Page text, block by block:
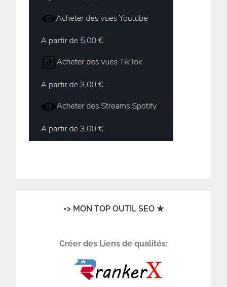
=> MON TOP OUTIL SEO ★
Créer des Liens de qualités: